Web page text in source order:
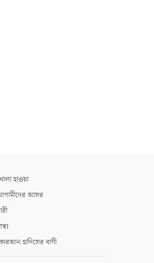
হাওয়া
আসর
হাদিসের বাণী